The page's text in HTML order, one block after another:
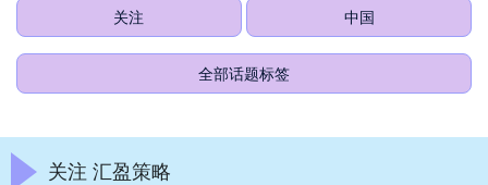
关注 中国
全部话题标签
关注 汇盈策略